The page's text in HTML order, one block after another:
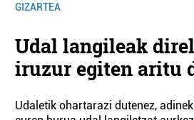
GIZARTEA
Udal langileak
iruzur egiten aritu
Udaletik ohartarazi dutenez,